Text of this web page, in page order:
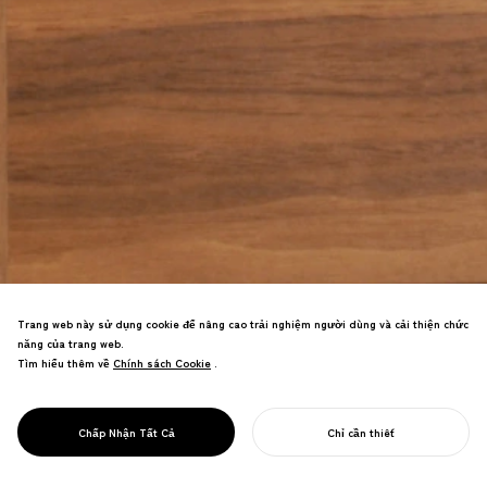
PROJECT
MỘT CHIẾC GHẾ
động vật—đơn giản, chức năng, tự
Trang web này sử dụng cookie để nâng cao trải nghiệm người dùng và cải thiện chức
năng của trang web.
Tìm hiểu thêm về Chính sách Cookie
Chính sách Cookie .
Chấp Nhận Tất Cả Chỉ cần thiết